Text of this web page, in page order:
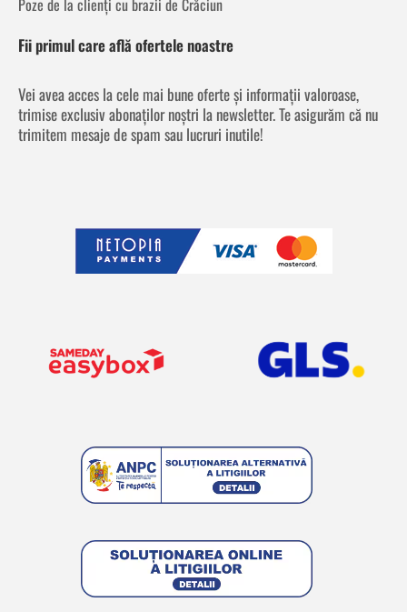
Poze de la clienți cu brazii de Crăciun
Fii primul care află ofertele noastre
Vei avea acces la cele mai bune oferte și informații valoroase,
trimise exclusiv abonaților noștri la newsletter. Te asigurăm că nu
trimitem mesaje de spam sau lucruri inutile!